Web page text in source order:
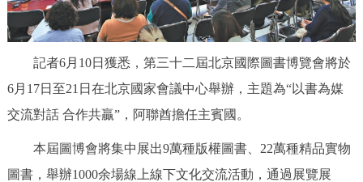
決策公開 專題公開
個人服務 法人服務 部門服務
記者6月10日獲悉，第三十二屆北京國際圖書博覽會將於
6月17日至21日在北京國家會議中心舉辦，主題為“以書為媒
交流對話 合作共贏”，阿聯酋擔任主賓國。
本屆圖博會將集中展出9萬種版權圖書、22萬種精品實物
圖書，舉辦1000余場線上線下文化交流活動，通過展覽展